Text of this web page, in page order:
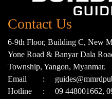
Contact Us
6-9th Floor, Building C, New
Yone Road & Banyar Dala
Township, Yangon, Myanmar.
Email
:
Hotline
: 09 448001662,